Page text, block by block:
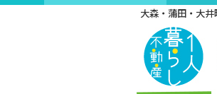
大森・蒲田・大